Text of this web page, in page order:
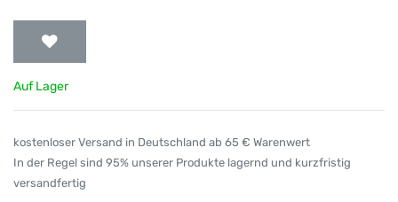
Auf Lager
kostenloser Versand in Deutschland ab 65 € Warenwert
In der Regel sind 95% unserer Produkte lagernd und kurzfristig
versandfertig